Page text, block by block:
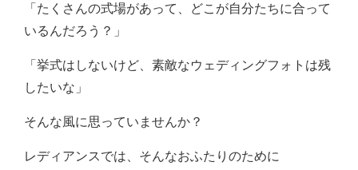
「たくさんの式場があって、どこが自分たちに合って
いるんだろう？」
「挙式はしないけど、素敵なウェディングフォトは残
したいな」
そんな風に思っていませんか？
レディアンスでは、そんなおふたりのために